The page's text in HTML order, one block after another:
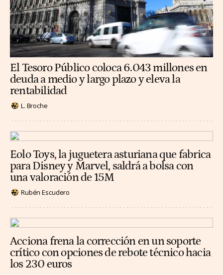
El Tesoro Público coloca 6.043 millones en
deuda a medio y largo plazo y eleva la
rentabilidad
L. Broche
Eolo Toys, la juguetera asturiana que fabrica
para Disney y Marvel, saldrá a bolsa con
una valoración de 15M
Rubén Escudero
Acciona frena la corrección en un soporte
crítico con opciones de rebote técnico hacia
los 230 euros